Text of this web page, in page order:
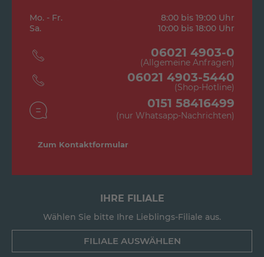
Mo. - Fr.
8:00 bis 19:00 Uhr
Sa.
10:00 bis 18:00 Uhr
06021 4903-0
(Allgemeine Anfragen)
06021 4903-5440
(Shop-Hotline)
0151 58416499
(nur Whatsapp-Nachrichten)
Zum Kontaktformular
IHRE FILIALE
Wählen Sie bitte Ihre Lieblings-Filiale aus.
FILIALE AUSWÄHLEN